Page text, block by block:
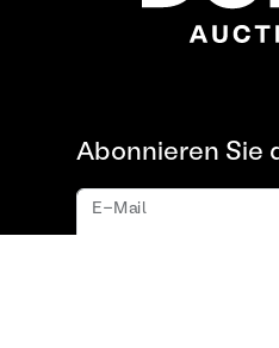
Abonnieren Sie
E-Mail